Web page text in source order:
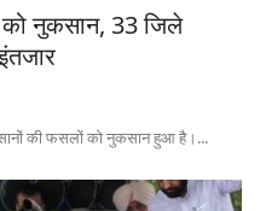
को नुकसान, 33 जिले
की फसलों को नुकसान हुआ है।...